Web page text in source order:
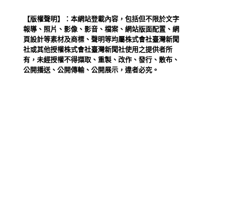
【版權聲明】：本網站登載內容，包括但不限於文字
報導、照片、影像、影音、檔案、網站版面配置、網
頁設計等素材及商標、聲明等均屬株式會社臺灣新聞
社或其他授權株式會社臺灣新聞社使用之提供者所
有，未經授權不得擷取、重製、改作、發行、散布、
公開播送、公開傳輸、公開展示，違者必究。